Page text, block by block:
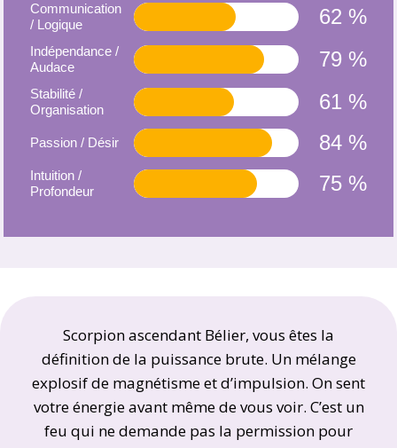
Communication
/ Logique
62 %
Indépendance /
Audace
79 %
Stabilité /
Organisation
61 %
Passion / Désir 84 %
Intuition /
Profondeur
75 %
Scorpion ascendant Bélier, vous êtes la
définition de la puissance brute. Un mélange
explosif de magnétisme et d’impulsion. On sent
votre énergie avant même de vous voir. C’est un
feu qui ne demande pas la permission pour